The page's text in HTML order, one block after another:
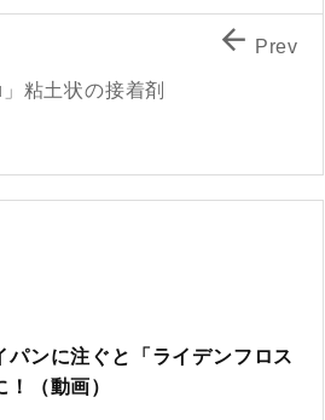
」粘土状の接着剤
 Prev
パンに注ぐと「ライデンフロス
！（動画）